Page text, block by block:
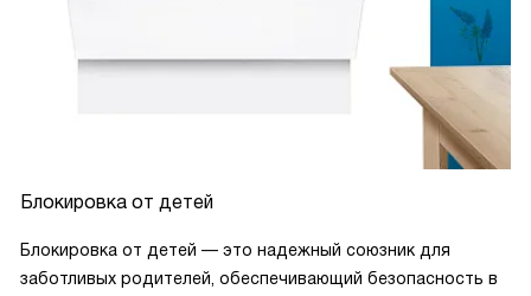
Блокировка от детей
Блокировка от детей — это надежный союзник для
заботливых родителей, обеспечивающий безопасность в